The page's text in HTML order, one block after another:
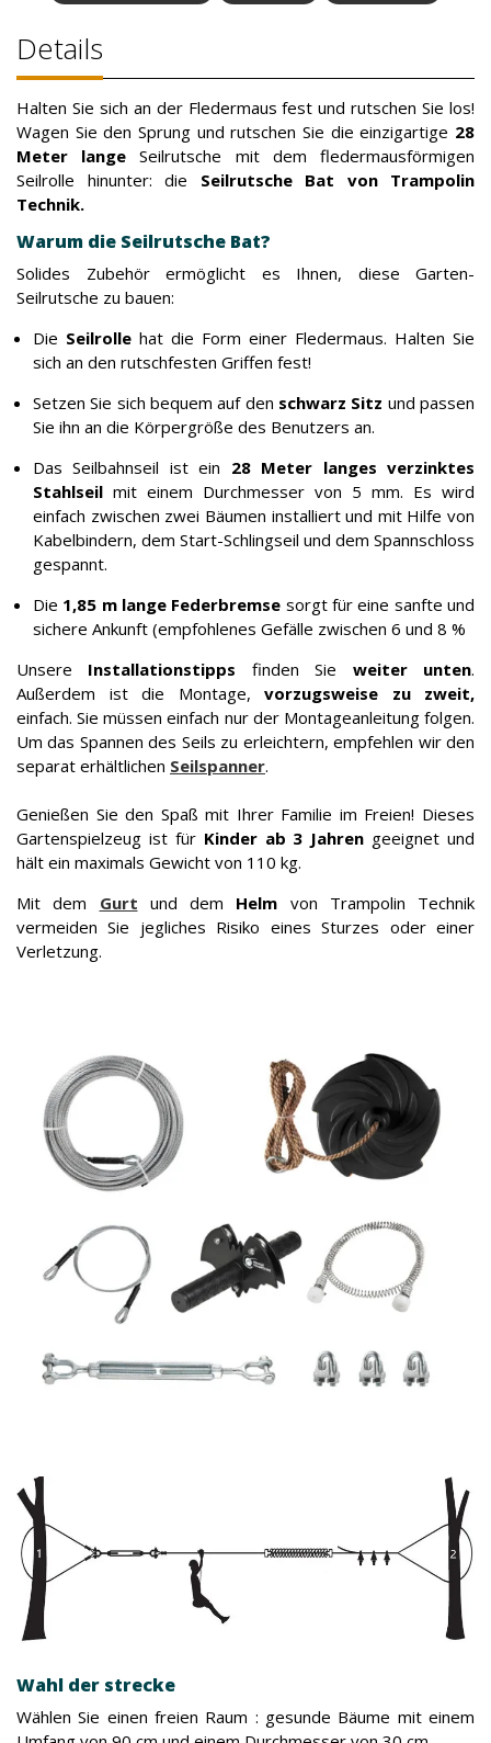
Details
Halten Sie sich an der Fledermaus fest und rutschen Sie los!
Wagen Sie den Sprung und rutschen Sie die einzigartige 28
Meter lange Seilrutsche mit dem fledermausförmigen
Seilrolle hinunter: die Seilrutsche Bat von Trampolin
Technik.
Warum die Seilrutsche Bat?
Solides Zubehör ermöglicht es Ihnen, diese Garten-
Seilrutsche zu bauen:
Die Seilrolle hat die Form einer Fledermaus. Halten Sie
sich an den rutschfesten Griffen fest!
Setzen Sie sich bequem auf den schwarz Sitz und passen
Sie ihn an die Körpergröße des Benutzers an.
Das Seilbahnseil ist ein 28 Meter langes verzinktes
Stahlseil mit einem Durchmesser von 5 mm. Es wird
einfach zwischen zwei Bäumen installiert und mit Hilfe von
Kabelbindern, dem Start-Schlingseil und dem Spannschloss
gespannt.
Die 1,85 m lange Federbremse sorgt für eine sanfte und
sichere Ankunft (empfohlenes Gefälle zwischen 6 und 8 %
Unsere Installationstipps finden Sie weiter unten.
Außerdem ist die Montage, vorzugsweise zu zweit,
einfach. Sie müssen einfach nur der Montageanleitung folgen.
Um das Spannen des Seils zu erleichtern, empfehlen wir den
separat erhältlichen Seilspanner.
Genießen Sie den Spaß mit Ihrer Familie im Freien! Dieses
Gartenspielzeug ist für Kinder ab 3 Jahren geeignet und
hält ein maximals Gewicht von 110 kg.
Mit dem Gurt und dem Helm von Trampolin Technik
vermeiden Sie jegliches Risiko eines Sturzes oder einer
Verletzung.
Wahl der strecke
Wählen Sie einen freien Raum : gesunde Bäume mit einem